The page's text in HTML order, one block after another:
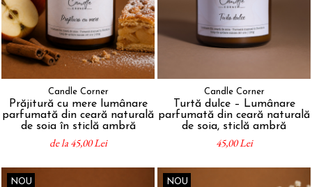
Candle Corner
Prăjitură cu mere lumânare
parfumată din ceară naturală
de soia în sticlă ambră
de la 45,00 Lei
Candle Corner
Turtă dulce – Lumânare
parfumată din ceară naturală
de soia, sticlă ambră
45,00 Lei
NOU NOU